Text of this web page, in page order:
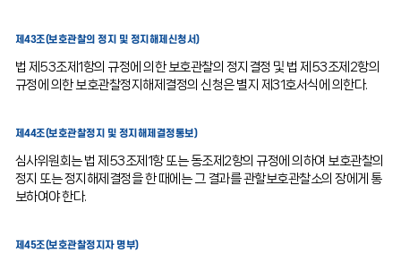
제43조(보호관찰의 정지 및 정지해제신청서)
법 제53조제1항의 규정에 의한 보호관찰의 정지결정 및 법 제53조제2항의
규정에 의한 보호관찰정지해제결정의 신청은 별지 제31호서식에 의한다.
제44조(보호관찰정지 및 정지해제결정통보)
심사위원회는 법 제53조제1항 또는 동조제2항의 규정에 의하여 보호관찰의
정지 또는 정지해제결정을 한 때에는 그 결과를 관할보호관찰소의 장에게 통
보하여야 한다.
제45조(보호관찰정지자 명부)